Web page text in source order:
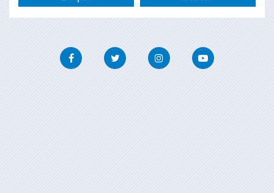
FacebookTwitter InstagramYoutube